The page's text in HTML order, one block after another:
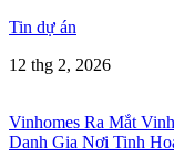
Tin dự án
12 thg 2, 2026
Vinhomes Ra Mắt
Danh Gia Nơi Tinh